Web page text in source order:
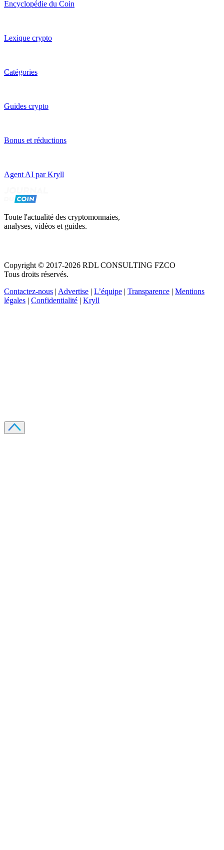
Encyclopédie du Coin
Lexique crypto
Catégories
Guides crypto
Bonus et réductions
Agent AI par Kryll
Toute l'actualité des cryptomonnaies,
analyses, vidéos et guides.
Copyright © 2017-2026 RDL CONSULTING FZCO
Tous droits réservés.
Contactez-nous | Advertise | L’équipe | Transparence | Mentions
légales | Confidentialité | Kryll